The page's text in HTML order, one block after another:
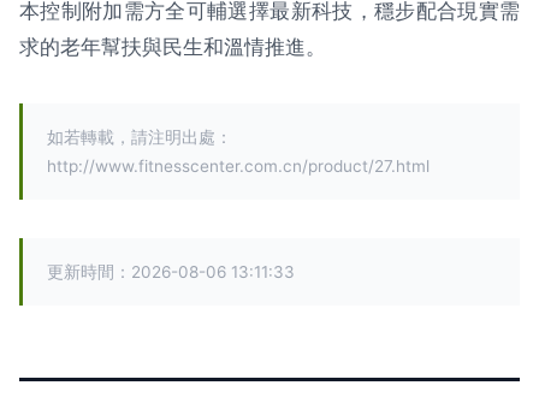
本控制附加需方全可輔選擇最新科技，穩步配合現實需
求的老年幫扶與民生和溫情推進。
如若轉載，請注明出處：
http://www.fitnesscenter.com.cn/product/27.html
更新時間：2026-08-06 13:11:33